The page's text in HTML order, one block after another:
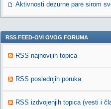
Aktivnosti dezurne pare sirom
RSS FEED-OVI OVOG FORUMA
RSS najnovijih topica
RSS poslednjih poruka
RSS izdvojenjih topica (vesti i